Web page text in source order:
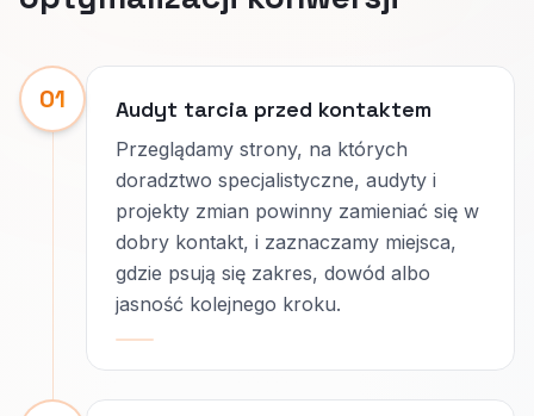
01 Audyt tarcia przed kontaktem
Przeglądamy strony, na których
doradztwo specjalistyczne, audyty i
projekty zmian powinny zamieniać się w
dobry kontakt, i zaznaczamy miejsca,
gdzie psują się zakres, dowód albo
jasność kolejnego kroku.